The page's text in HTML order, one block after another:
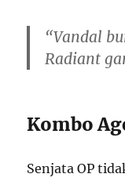
“Vandal
Radiant
Kombo
Senjata OP